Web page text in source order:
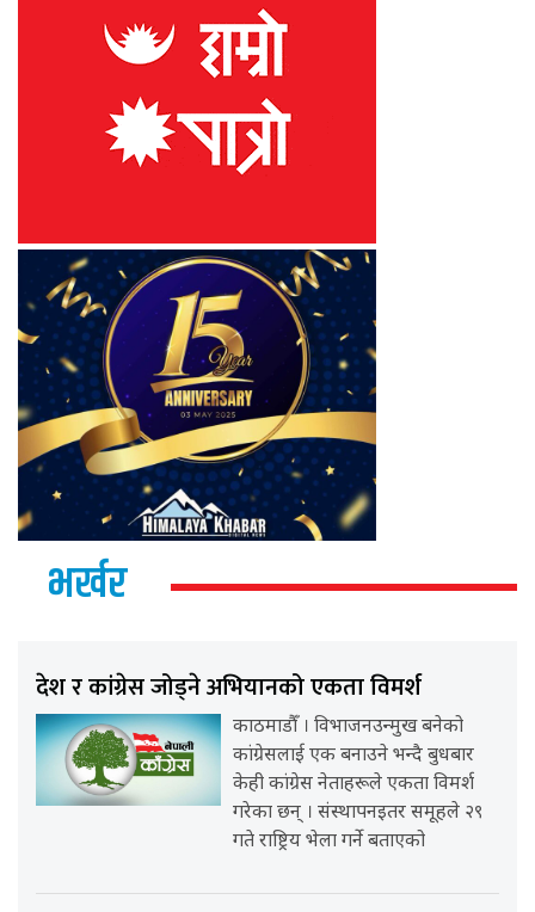
भर्खर
देश र कांग्रेस जोड्ने अभियानको एकता विमर्श
काठमाडौँ । विभाजनउन्मुख बनेको
कांग्रेसलाई एक बनाउने भन्दै बुधबार
केही कांग्रेस नेताहरूले एकता विमर्श
गरेका छन् । संस्थापनइतर समूहले २९
गते राष्ट्रिय भेला गर्ने बताएको